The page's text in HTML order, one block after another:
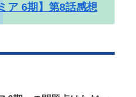
ア 6期】第8話感想